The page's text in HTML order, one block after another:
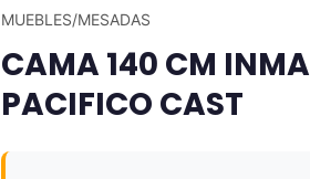
MUEBLES/MESADAS
CAMA 140 CM INMA
PACIFICO CAST